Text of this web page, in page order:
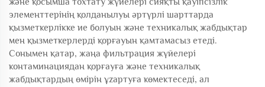
элементтерінің қолданылуы әртүрлі шарттарда
қызметкерлікке ие болуын және техникалық жабдықтар
мен қызметкерлерді қорғауын қамтамасыз етеді.
Сонымен қатар, жаңа фильтрация жүйелері
контаминациядан қорғауға және техникалық
жабдықтардың өмірін ұzaртуға көмектеседі, ал